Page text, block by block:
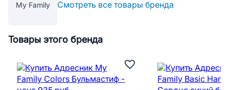
My Family Смотреть все товары бренда
Товары этого бренда